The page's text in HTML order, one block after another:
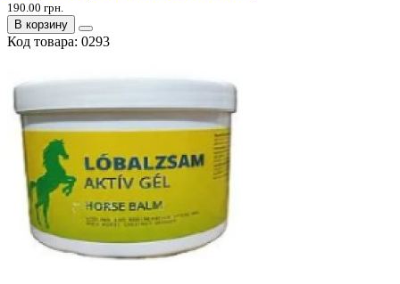
190.00 грн.
В корзину
Код товара: 0293